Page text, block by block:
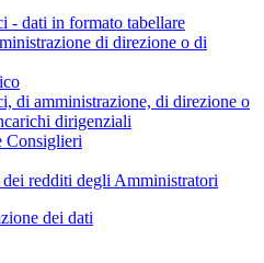
- dati in formato tabellare
di direzione o di
di amministrazione, di direzione o
dirigenziali
Consiglieri
redditi degli Amministratori
dei dati